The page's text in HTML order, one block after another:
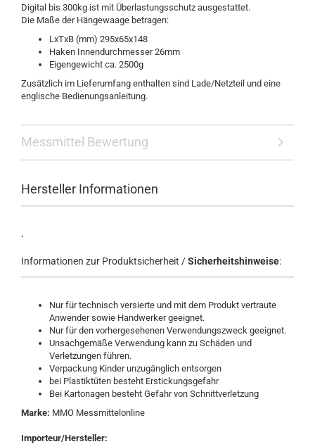
Digital bis 300kg ist mit Überlastungsschutz ausgestattet.
Die Maße der Hängewaage betragen:
LxTxB (mm) 295x65x148
Haken Innendurchmesser 26mm
Eigengewicht ca. 2500g
Zusätzlich im Lieferumfang enthalten sind Lade/Netzteil und eine
englische Bedienungsanleitung.
Messmittel Bewertung
Hersteller Informationen
.
Informationen zur Produktsicherheit /Sicherheitshinweise:
Nur für technisch versierte und mit dem Produkt vertraute
Anwender sowie Handwerker geeignet.
Nur für den vorhergesehenen Verwendungszweck geeignet.
Unsachgemäße Verwendung kann zu Schäden und
Verletzungen führen.
Verpackung Kinder unzugänglich entsorgen
bei Plastiktüten besteht Erstickungsgefahr
Bei Kartonagen besteht Gefahr von Schnittverletzung
Marke: MMO Messmittelonline
Importeur/Hersteller: